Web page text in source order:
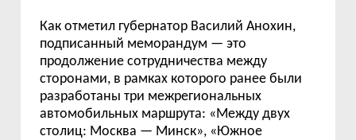
Как отметил губернатор Василий Анохин,
подписанный меморандум — это
продолжение сотрудничества между
сторонами, в рамках которого ранее были
разработаны три межрегиональных
автомобильных маршрута: «Между двух
столиц: Москва — Минск», «Южное